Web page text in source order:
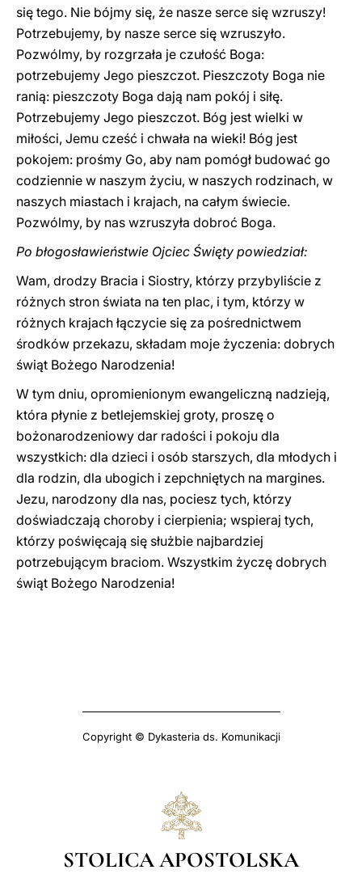
się tego. Nie bójmy się, że nasze serce się wzruszy!
Potrzebujemy, by nasze serce się wzruszyło.
Pozwólmy, by rozgrzała je czułość Boga:
potrzebujemy Jego pieszczot. Pieszczoty Boga nie
ranią: pieszczoty Boga dają nam pokój i siłę.
Potrzebujemy Jego pieszczot. Bóg jest wielki w
miłości, Jemu cześć i chwała na wieki! Bóg jest
pokojem: prośmy Go, aby nam pomógł budować go
codziennie w naszym życiu, w naszych rodzinach, w
naszych miastach i krajach, na całym świecie.
Pozwólmy, by nas wzruszyła dobroć Boga.
Po błogosławieństwie Ojciec Święty powiedział:
Wam, drodzy Bracia i Siostry, którzy przybyliście z
różnych stron świata na ten plac, i tym, którzy w
różnych krajach łączycie się za pośrednictwem
środków przekazu, składam moje życzenia: dobrych
świąt Bożego Narodzenia!
W tym dniu, opromienionym ewangeliczną nadzieją,
która płynie z betlejemskiej groty, proszę o
bożonarodzeniowy dar radości i pokoju dla
wszystkich: dla dzieci i osób starszych, dla młodych i
dla rodzin, dla ubogich i zepchniętych na margines.
Jezu, narodzony dla nas, pociesz tych, którzy
doświadczają choroby i cierpienia; wspieraj tych,
którzy poświęcają się służbie najbardziej
potrzebującym braciom. Wszystkim życzę dobrych
świąt Bożego Narodzenia!
Copyright © Dykasteria ds. Komunikacji
STOLICA APOSTOLSKA